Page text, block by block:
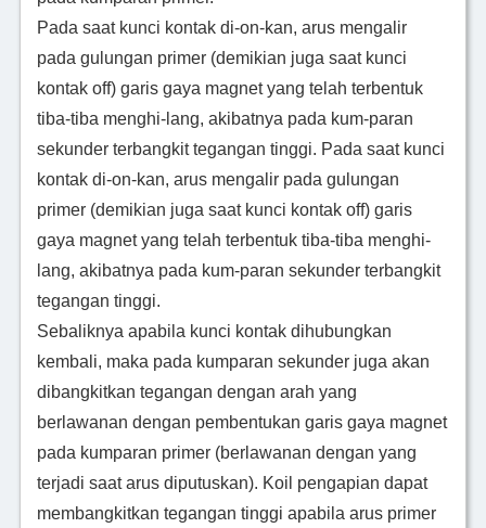
Pada saat kunci kontak di-on-kan, arus mengalir
pada gulungan primer (demikian juga saat kunci
kontak off) garis gaya magnet yang telah terbentuk
tiba-tiba menghi-lang, akibatnya pada kum-paran
sekunder terbangkit tegangan tinggi. Pada saat kunci
kontak di-on-kan, arus mengalir pada gulungan
primer (demikian juga saat kunci kontak off) garis
gaya magnet yang telah terbentuk tiba-tiba menghi-
lang, akibatnya pada kum-paran sekunder terbangkit
tegangan tinggi.
Sebaliknya apabila kunci kontak dihubungkan
kembali, maka pada kumparan sekunder juga akan
dibangkitkan tegangan dengan arah yang
berlawanan dengan pembentukan garis gaya magnet
pada kumparan primer (berlawanan dengan yang
terjadi saat arus diputuskan). Koil pengapian dapat
membangkitkan tegangan tinggi apabila arus primer